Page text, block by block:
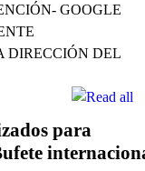
GOOGLE
DIRECCIÓN DEL
para